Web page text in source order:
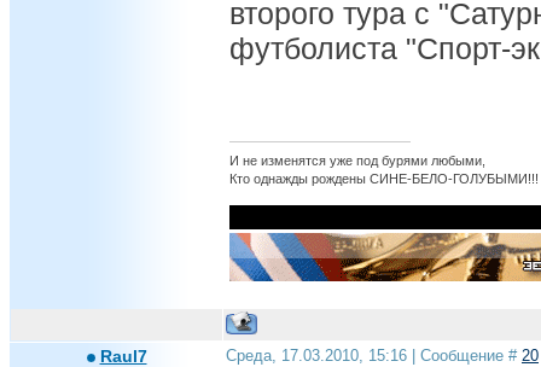
второго тура с
футболиста "Спорт-
И не изменятся уже под бурями любыми,
Кто однажды рождены СИНЕ-БЕЛО-ГОЛУБЫМИ!!!
Raul7 Среда, 17.03.2010, 15:16 | Сообщение # 20